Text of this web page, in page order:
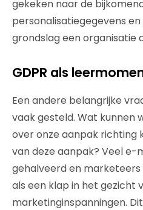
gekeken naar de
personalisatiegegevens
grondslag een organisatie
GDPR als
Een andere belangrijke
vaak gesteld. Wat kunnen
over onze aanpak richting
van deze aanpak? Veel e-
gehalveerd en marketeers
als een klap in het gezicht
marketinginspanningen.